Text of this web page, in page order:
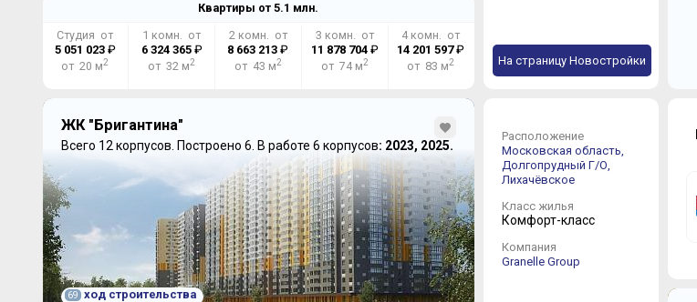
Квартиры от 5.1 млн.
Студия от
5 051 023₽
от 20 м2
1 комн. от
6 324 365₽
от 32 м2
2 комн. от
8 663 213 ₽
от 43 м2
3 комн. от
11 878 704₽
от 74 м2
4 комн. от
14 201 597₽
от 83 м2 На страницу Новостройки
ЖК "Бригантина"
Всего 12 корпусов. Построено 6. В работе 6 корпусов: 2023, 2025.
69 ход строительства
Расположение
Московская область,
Долгопрудный Г/О,
Лихачёвское
Класс жилья
Комфорт-класс
Компания
Granelle Group